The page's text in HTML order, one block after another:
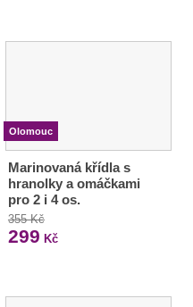
Olomouc
Marinovaná křídla s
hranolky a omáčkami
pro 2 i 4 os.
355 Kč
299 Kč